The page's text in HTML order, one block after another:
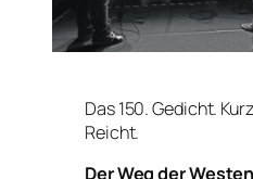
Das 150. Gedicht.
Reicht.
Der Weg der Westen